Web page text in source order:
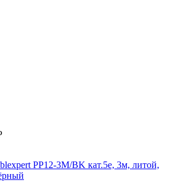
PP12-3M/BK кат.5e, 3м, литой,